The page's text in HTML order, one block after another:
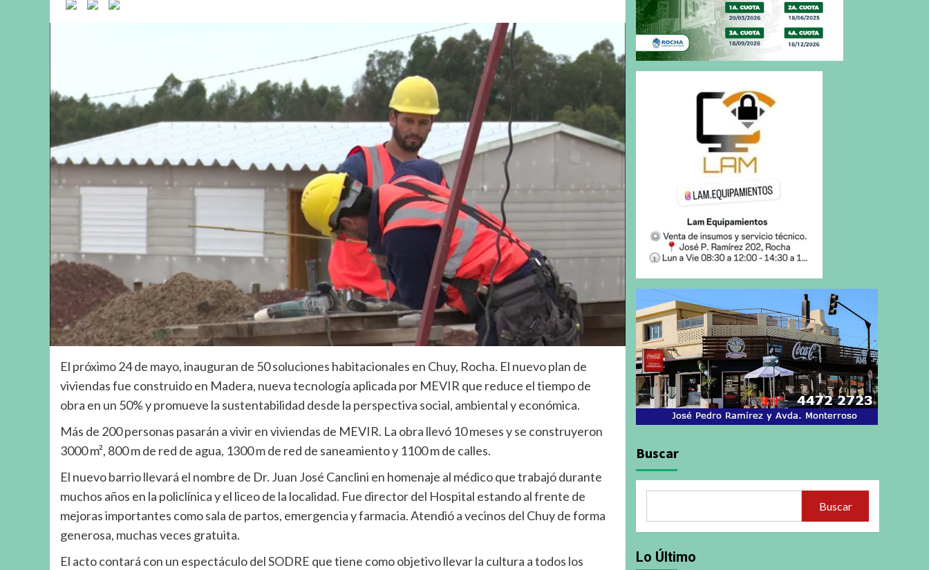
El próximo 24 de mayo, inauguran de 50 soluciones habitacionales en Chuy, Rocha. El nuevo plan de
viviendas fue construido en Madera, nueva tecnología aplicada por MEVIR que reduce el tiempo de
obra en un 50% y promueve la sustentabilidad desde la perspectiva social, ambiental y económica.
Más de 200 personas pasarán a vivir en viviendas de MEVIR. La obra llevó 10 meses y se construyeron
3000 m², 800 m de red de agua, 1300 m de red de saneamiento y 1100 m de calles.
El nuevo barrio llevará el nombre de Dr. Juan José Canclini en homenaje al médico que trabajó durante
muchos años en la policlínica y el liceo de la localidad. Fue director del Hospital estando al frente de
mejoras importantes como sala de partos, emergencia y farmacia. Atendió a vecinos del Chuy de forma
generosa, muchas veces gratuita.
El acto contará con un espectáculo del SODRE que tiene como objetivo llevar la cultura a todos los
Buscar
Buscar
Lo Último